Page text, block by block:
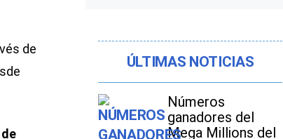
de
ÚLTIMAS NOTICIAS
Números
ganadores del
Mega Millions del